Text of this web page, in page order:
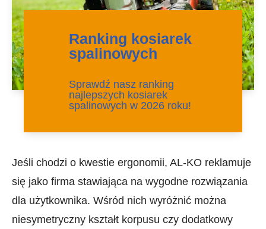
Ranking kosiarek
spalinowych
Sprawdź nasz ranking
najlepszych kosiarek
spalinowych w 2026 roku!
Jeśli chodzi o kwestie ergonomii, AL-KO reklamuje
się jako firma stawiająca na wygodne rozwiązania
dla użytkownika. Wśród nich wyróżnić można
niesymetryczny kształt korpusu czy dodatkowy